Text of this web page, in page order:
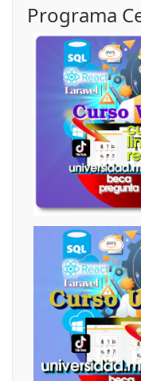
Programa